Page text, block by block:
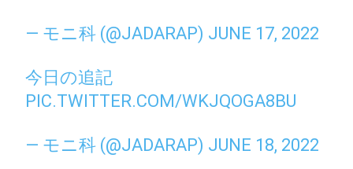
— モニ科 (@JADARAP) JUNE 17, 2022
今日の追記
PIC.TWITTER.COM/WKJQOGA8BU
— モニ科 (@JADARAP) JUNE 18, 2022